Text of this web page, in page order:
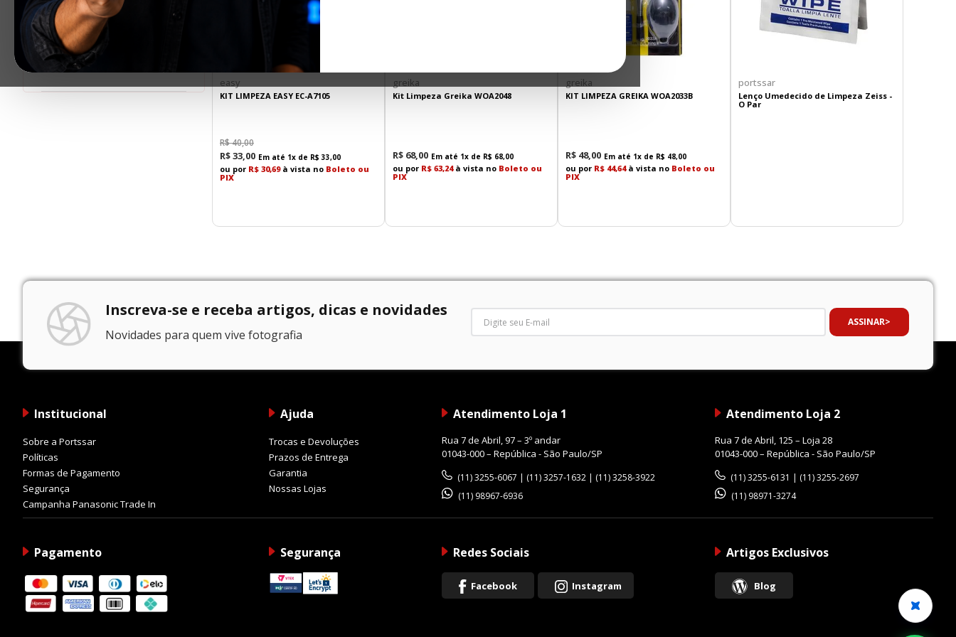
Faixas de preço
R$ 33,00
easy
KIT LIMPEZA EASY EC-A7105
R$40,00
R$33,00 Em até 1x de R$ 33,00
ou por R$ 30,69à vista no Boleto ou
PIX
greika
Kit Limpeza Greika WOA2048
R$ 68,00 Em até 1x de R$ 68,00
ou por R$ 63,24à vista no Boleto ou
PIX
greika
KIT LIMPEZA GREIKA WOA2033B
R$ 48,00 Em até 1x de R$ 48,00
ou por R$ 44,64à vista no Boleto ou
PIX
portssar
Lenço Umedecido de Limpeza Zeiss -
O Par
Inscreva-se e receba artigos, dicas e novidades
Novidades para quem vive fotografia
ASSINAR
Institucional
Sobre a Portssar
Políticas
Formas de Pagamento
Segurança
Campanha Panasonic Trade In
Ajuda
Trocas e Devoluções
Prazos de Entrega
Garantia
Nossas Lojas
Atendimento Loja 1
Rua 7 de Abril, 97 – 3º andar
01043-000 – República - São Paulo/SP
(11) 3255-6067 | (11) 3257-1632 | (11) 3258-3922
(11) 98967-6936
Atendimento Loja 2
Rua 7 de Abril, 125 – Loja 28
01043-000 – República - São Paulo/SP
(11) 3255-6131 | (11) 3255-2697
(11) 98971-3274
Pagamento Segurança Redes Sociais
Facebook Instagram
Artigos Exclusivos
Blog